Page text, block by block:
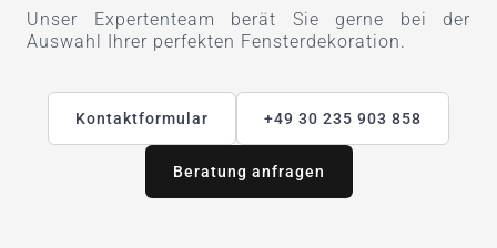
Unser Expertenteam berät Sie gerne bei der
Auswahl Ihrer perfekten Fensterdekoration.
Kontaktformular +49 30 235 903 858
Beratung anfragen